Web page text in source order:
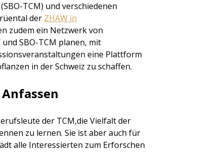
TCM) und verschiedenen
der ZHAW in
zudem ein Netzwerk von
SBO-TCM planen, mit
eine Plattform
in der Schweiz zu schaffen.
der TCM,die Vielfalt der
zu lernen. Sie ist aber auch für
alle Interessierten zum Erforschen